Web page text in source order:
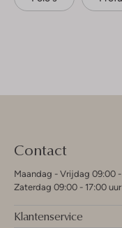
Contact
Maandag - Vrijdag 09:00 -
Zaterdag 09:00 - 17:00 uur
Klantenservice